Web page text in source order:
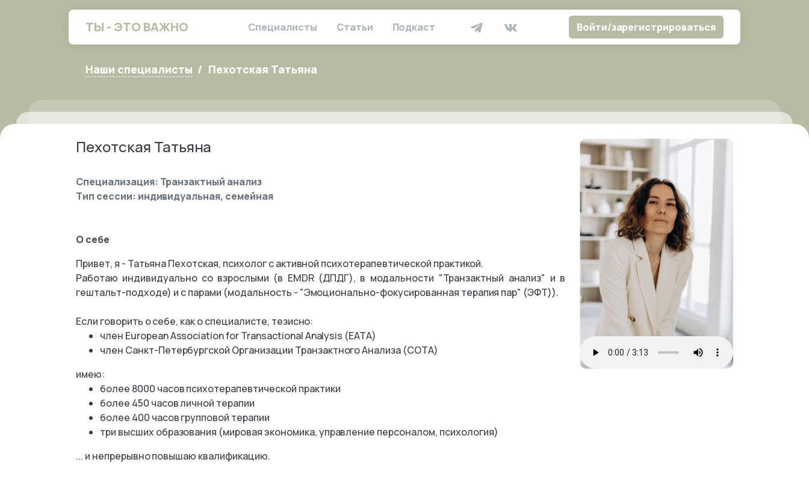
ТЫ - ЭТО ВАЖНО Специалисты Статьи Подкаст Войти/зарегистрироваться
Наши специалисты Пехотская Татьяна
Пехотская Татьяна
Специализация: Транзактный анализ
Тип сессии: индивидуальная, семейная
О себе
Привет, я - Татьяна Пехотская, психолог с активной психотерапевтической практикой.
Работаю индивидуально со взрослыми (в EMDR (ДПДГ), в модальности "Транзактный анализ" и в
гештальт-подходе) и с парами (модальность - "Эмоционально-фокусированная терапия пар" (ЭФТ)).
Если говорить о себе, как о специалисте, тезисно:
член European Association for Transactional Analysis (EATA)
член Санкт-Петербургской Организации Транзактного Анализа (СОТА)
имею:
более 8000 часов психотерапевтической практики
более 450 часов личной терапии
более 400 часов групповой терапии
три высших образования (мировая экономика, управление персоналом, психология)
... и непрерывно повышаю квалификацию.